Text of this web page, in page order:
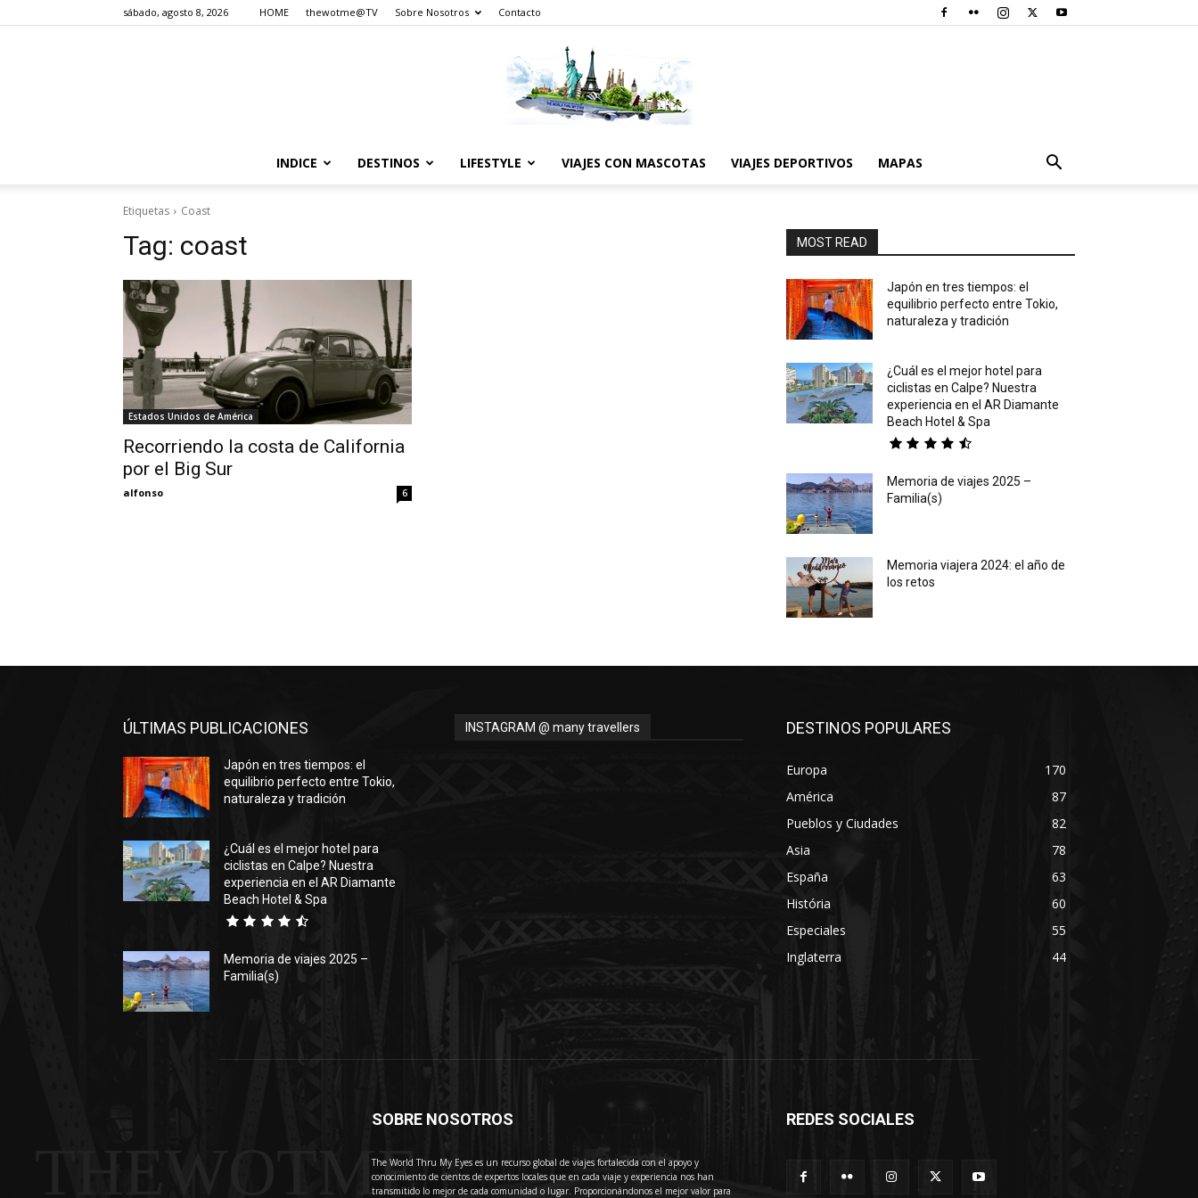
sábado, agosto 8, 2026 HOME thewotme@TV Sobre Nosotros Contacto
INDICE DESTINOS LIFESTYLE VIAJES CON MASCOTAS VIAJES DEPORTIVOS MAPAS
Etiquetas Coast
Tag: coast
Estados Unidos de América
Recorriendo la costa de California
por el Big Sur
alfonso 6
MOST READ
Japón en tres tiempos: el
equilibrio perfecto entre Tokio,
naturaleza y tradición
¿Cuál es el mejor hotel para
ciclistas en Calpe? Nuestra
experiencia en el AR Diamante
Beach Hotel & Spa
Memoria de viajes 2025 –
Familia(s)
Memoria viajera 2024: el año de
los retos
ÚLTIMAS PUBLICACIONES
Japón en tres tiempos: el
equilibrio perfecto entre Tokio,
naturaleza y tradición
¿Cuál es el mejor hotel para
ciclistas en Calpe? Nuestra
experiencia en el AR Diamante
Beach Hotel & Spa
Memoria de viajes 2025 –
Familia(s)
INSTAGRAM @ many travellers DESTINOS POPULARES
Europa
170
América
87
Pueblos y Ciudades
82
Asia
78
España
63
História
60
Especiales
55
Inglaterra
44
THEWOTME
SOBRE NOSOTROS
The World Thru My Eyes es un recurso global de viajes fortalecida con el apoyo y
conocimiento de cientos de expertos locales que en cada viaje y experiencia nos han
transmitido lo mejor de cada comunidad o lugar. Proporcionándonos el mejor valor para
REDES SOCIALES